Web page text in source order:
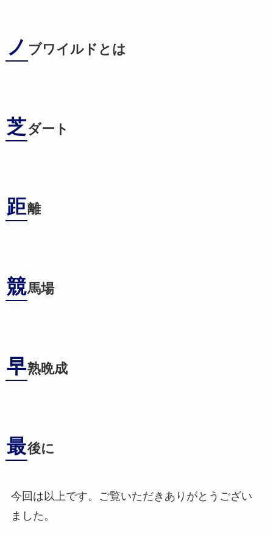
ノ ブワイルドとは
芝ダート
距離
競馬場
早熟晩成
最後に
今回は以上です。ご覧いただきありがとうござい
ました。